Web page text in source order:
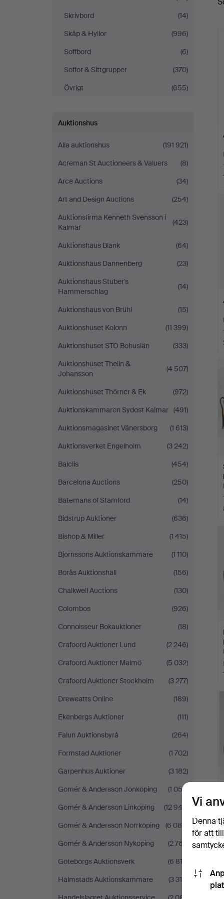
Skrivbord
(14)
Skåp & Hyllor
(996)
Soffbord
(6)
Soffor & Sittgrupper
(370)
Övrigt
(655)
Auktionshus
Alla auktionshus
(191 921)
Acreman St Auctioneers & Valuers
(8)
Arce Auctions
(34)
Art and Design Auctions
(254)
Auktionsfirma Kenneth Svensson i
Kalmar
(423)
Auktionshaus Blank
(64)
Auktionshaus Dannenberg
(23)
Auktionshaus Stuber's
Hammerschlag
(14)
Auktionshaus von Brühl
(15)
Auktionshuset Kolonn
(11 399)
Auktionshuset STO Bohuslän
(333)
Auktionshuset Thelin &
Johansson
(4 507)
Auktionshuset Thörner & Ek
(972)
Auktionskammaren Sydost Kalmar (491)
Auktionsmagasinet Vänersborg
(1 613)
Auktionsverket Engelholm
(3 242)
Balclis
(454)
Barcelona Auctions
(250)
Batemans of Stamford
(14)
Bidstrup Auktioner
(636)
Bishop & Miller
(1 415)
Björnssons Auktionskammare
(1 110)
Borås Auktionshall
(156)
Chalkwell Auctions
(130)
Colombos
(926)
Connoisseur Bokauktioner
(18)
Crafoord Auktioner Lund
(2 246)
Crafoord Auktioner Malmö
(5 032)
Crafoord Auktioner Stockholm
(3 277)
Dreweatts Online
(189)
Ekenbergs Auktioner
(111)
Falun Auktionsbyrå
(264)
Formstad Auktioner
(1 702)
Garpenhus Auktioner
(3 182)
Gomér & Andersson Jönköping
(1 052)
Gomér & Andersson Linköping
(12 943)
Gomér & Andersson Norrköping
(6 084)
Gomér & Andersson Nyköping
(2 767)
Göteborgs Auktionsverk
(6 812)
Halmstads Auktionskammare
(3 310)
Vi
Denna
för att